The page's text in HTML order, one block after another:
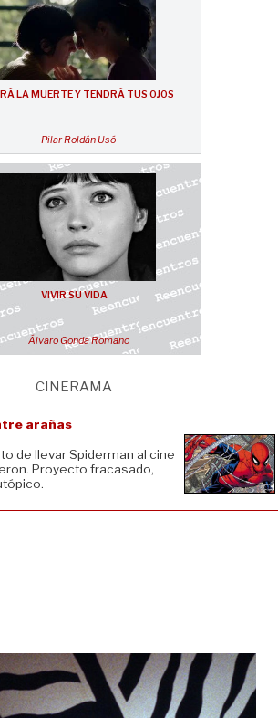
LA MUERTE Y TENDRÁ TUS OJOS
Pilar Roldán Usó
VIVIR SU VIDA
Álvaro Gonda Romano
CINERAMA
arañas
de llevar Spiderman al cine
Proyecto fracasado,